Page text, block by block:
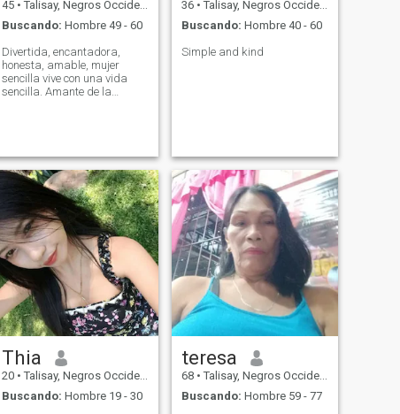
45 • Talisay, Negros Occidental, Filipinas
Buscando: Hombre 49 - 60
Divertida, encantadora,
honesta, amable, mujer
sencilla vive con una vida
sencilla. Amante de la
completo desde hace 20
años,
36 • Talisay, Negros Occidental, Filipinas
Buscando: Hombre 40 - 60
Simple and kind
Thia
20 • Talisay, Negros Occidental, Filipinas
Buscando: Hombre 19 - 30
teresa
68 • Talisay, Negros Occidental, Filipinas
Buscando: Hombre 59 - 77